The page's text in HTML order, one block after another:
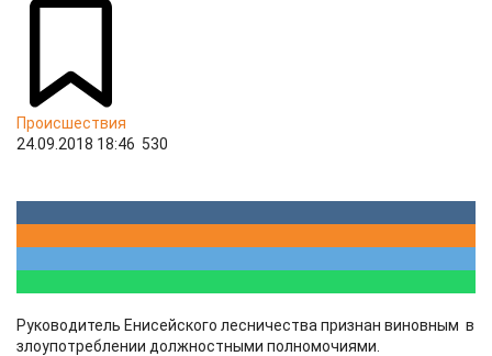
Происшествия
24.09.2018 18:46 530
Руководитель Енисейского лесничества признан виновным в
злоупотреблении должностными полномочиями.